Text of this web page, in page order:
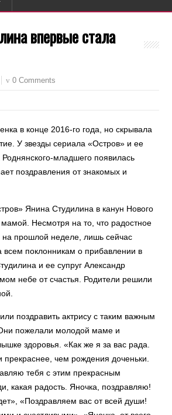
впервые стала
0 Comments
в конце 2016-го года, но скрывала
У звезды сериала «Остров» и ее
Роднянского-младшего появилась
поздравления от знакомых и
Янина Студилина в канун Нового
Несмотря на то, что радостное
прошлой неделе, лишь сейчас
всем поклонникам о прибавлении в
и ее супруг Александр
небе от счастья. Родители решили
поздравить актрису с таким важным
пожелали молодой маме и
здоровья. «Как же я за вас рада.
прекраснее, чем рождения доченьки.
тебя с этим прекрасным
какая радость. Яночка, поздравляю!
«Поздравляем вас от всей души!